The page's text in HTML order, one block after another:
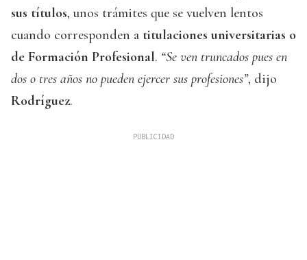
sus títulos, unos trámites que se vuelven lentos
cuando corresponden a titulaciones universitarias o
de Formación Profesional. “Se ven truncados pues en
dos o tres años no pueden ejercer sus profesiones”, dijo
Rodríguez.